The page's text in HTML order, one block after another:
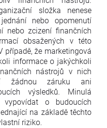
složka nenese
nebo opomenutí
nebo zcizení finančních
obsažených v této
případě, že marketingová
informace o jakýchkoli
nástrojů v nich
žádnou záruku ani
výsledků. Minulá
o budoucích
na základě těchto
riziko.